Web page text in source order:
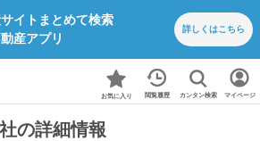
イトまとめて検索
産アプリ
詳しくはこちら
お気に入り 閲覧履歴 カンタン検索 マイページ
の詳細情報